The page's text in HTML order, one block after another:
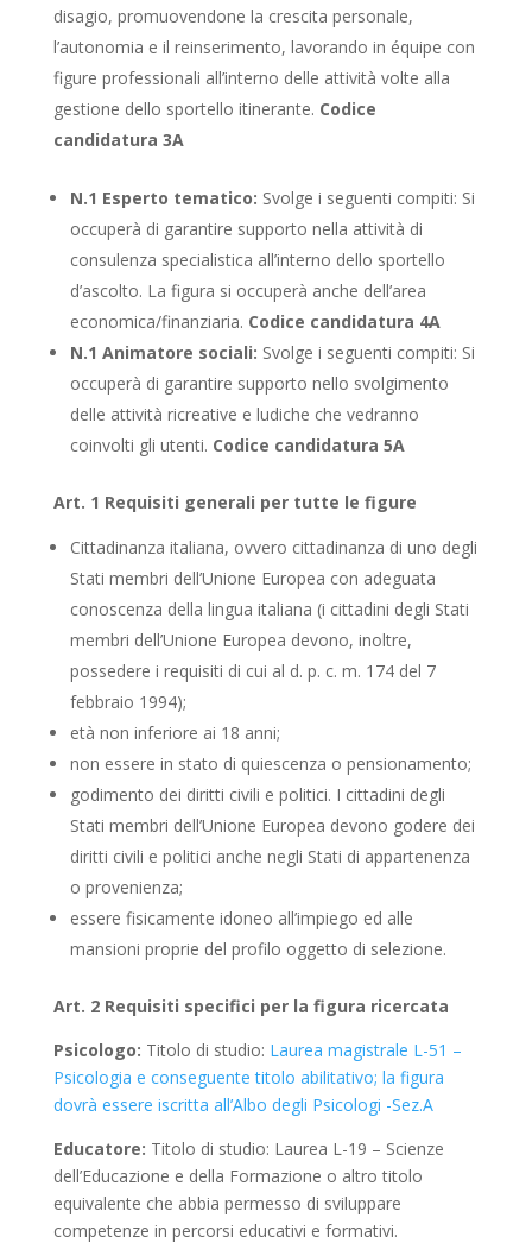
disagio, promuovendone la crescita personale,
l’autonomia e il reinserimento, lavorando in équipe con
figure professionali all’interno delle attività volte alla
gestione dello sportello itinerante. Codice
candidatura 3A
N.1 Esperto tematico: Svolge i seguenti compiti: Si
occuperà di garantire supporto nella attività di
consulenza specialistica all’interno dello sportello
d’ascolto. La figura si occuperà anche dell’area
economica/finanziaria. Codice candidatura 4A
N.1 Animatore sociali: Svolge i seguenti compiti: Si
occuperà di garantire supporto nello svolgimento
delle attività ricreative e ludiche che vedranno
coinvolti gli utenti. Codice candidatura 5A
Art. 1 Requisiti generali per tutte le figure
Cittadinanza italiana, ovvero cittadinanza di uno degli
Stati membri dell’Unione Europea con adeguata
conoscenza della lingua italiana (i cittadini degli Stati
membri dell’Unione Europea devono, inoltre,
possedere i requisiti di cui al d. p. c. m. 174 del 7
febbraio 1994);
età non inferiore ai 18 anni;
non essere in stato di quiescenza o pensionamento;
godimento dei diritti civili e politici. I cittadini degli
Stati membri dell’Unione Europea devono godere dei
diritti civili e politici anche negli Stati di appartenenza
o provenienza;
essere fisicamente idoneo all’impiego ed alle
mansioni proprie del profilo oggetto di selezione.
Art. 2 Requisiti specifici per la figura ricercata
Psicologo: Titolo di studio: Laurea magistrale L-51 –
Psicologia e conseguente titolo abilitativo; la figura
dovrà essere iscritta all’Albo degli Psicologi -Sez.A
Educatore: Titolo di studio: Laurea L-19 – Scienze
dell’Educazione e della Formazione o altro titolo
equivalente che abbia permesso di sviluppare
competenze in percorsi educativi e formativi.